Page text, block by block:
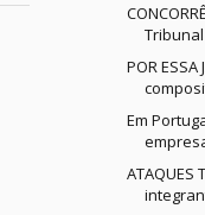
Tribunal
POR ESSA
Em
ATAQUES